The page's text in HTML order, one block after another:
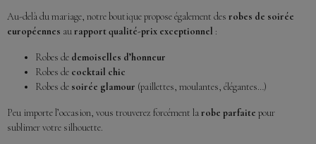
Au-delà du mariage, notre boutique propose également des robes de soirée
européennes aurapport qualité-prix exceptionnel :
Robes de demoiselles d’honneur
Robes de cocktail chic
Robes de soirée glamour (paillettes, moulantes, élégantes…)
Peu importe l’occasion, vous trouverez forcément larobe parfaite pour
sublimer votre silhouette.